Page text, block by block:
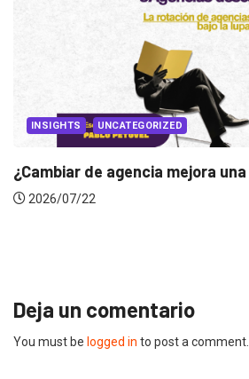
INSIGHTS
Deja un comentario
You must be logged in to post a comment.